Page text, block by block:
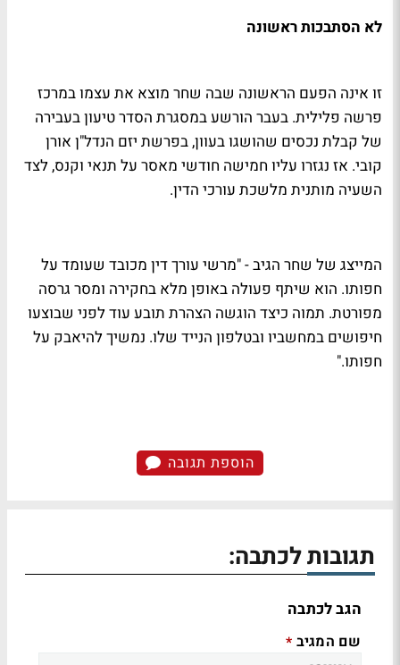
לא הסתבכות ראשונה
זו אינה הפעם הראשונה שבה שחר מוצא את עצמו במרכז
פרשה פלילית. בעבר הורשע במסגרת הסדר טיעון בעבירה
של קבלת נכסים שהושגו בעוון, בפרשת יזם הנדל"ן אורן
קובי. אז נגזרו עליו חמישה חודשי מאסר על תנאי וקנס, לצד
השעיה מותנית מלשכת עורכי הדין.
המייצג של שחר הגיב - "מרשי עורך דין מכובד שעומד על
חפותו. הוא שיתף פעולה באופן מלא בחקירה ומסר גרסה
מפורטת. תמוה כיצד הוגשה הצהרת תובע עוד לפני שבוצעו
חיפושים במחשביו ובטלפון הנייד שלו. נמשיך להיאבק על
חפותו."
הוספת תגובה
תגובות לכתבה:
הגב לכתבה
שם המגיב *